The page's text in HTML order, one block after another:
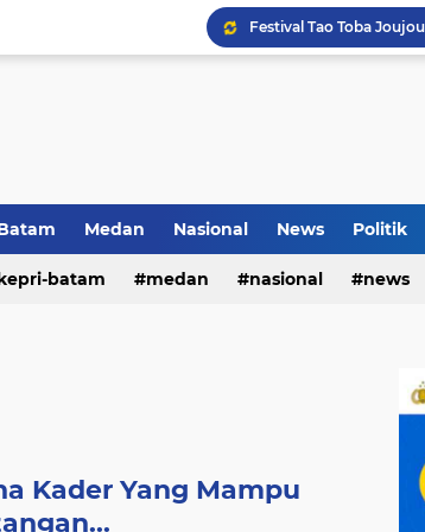
Pemko Medan Raih
Medan Nasional News Politik
batam medan nasional news
Kader Yang Mampu